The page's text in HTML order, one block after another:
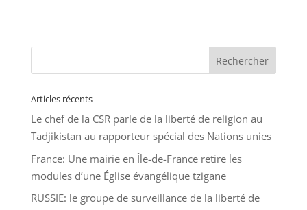
Articles récents
Le chef de la CSR parle de la liberté de religion au
Tadjikistan au rapporteur spécial des Nations unies
France: Une mairie en Île-de-France retire les
modules d’une Église évangélique tzigane
RUSSIE: le groupe de surveillance de la liberté de